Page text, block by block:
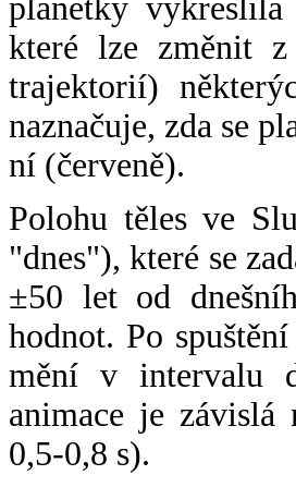
planetky
které lze změnit
trajektorií)
naznačuje, zda se
ní (červeně).
Polohu těles ve
"dnes"), které se
±50 let od
hodnot. Po
mění v intervalu
animace je závislá
0,5-0,8 s).